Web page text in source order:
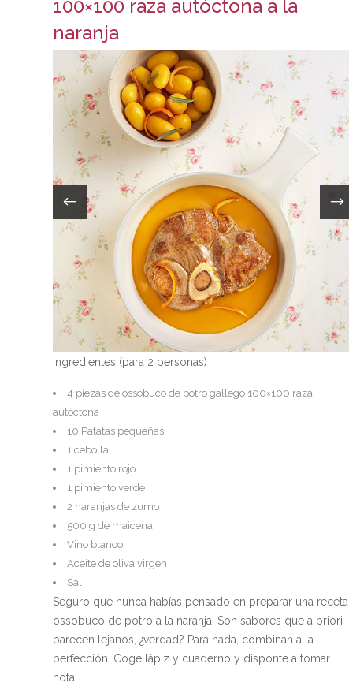
100×100 raza autóctona a la
naranja
Ingredientes (para 2 personas)
4 piezas de ossobuco de potro gallego 100×100 raza
autóctona
10 Patatas pequeñas
1 cebolla
1 pimiento rojo
1 pimiento verde
2 naranjas de zumo
500 g de maicena
Vino blanco
Aceite de oliva virgen
Sal
Seguro que nunca habías pensado en preparar una receta
ossobuco de potro a la naranja. Son sabores que a priori
parecen lejanos, ¿verdad? Para nada, combinan a la
perfección. Coge lápiz y cuaderno y disponte a tomar
nota.